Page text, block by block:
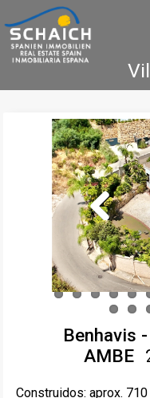
Home Costa
Agencia
Previous
Benhavis
AMBE
Construidos: aprox. 710